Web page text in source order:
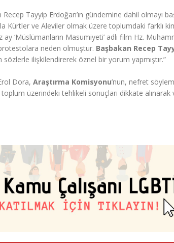
Tayyip Erdoğan’ın gündemine dahil olmayı
Kürtler ve Aleviler olmak üzere toplumdaki farklı
‘Müslümanların Masumiyeti’ adlı film Hz.
neden olmuştur. Başbakan Recep
sözlerle ilişkilendirerek öznel bir yorum yapmıştır.”
Dora, Araştırma Komisyonu’nun, nefret
üzerindeki tehlikeli sonuçları dikkate